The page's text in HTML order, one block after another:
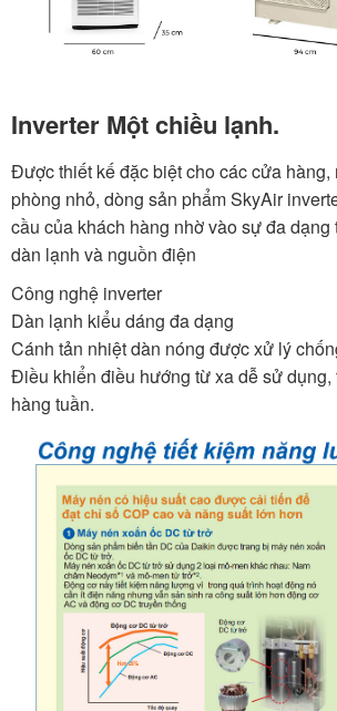
Inverter Một chiều lạnh.
Được thiết kế đặc biệt cho các cửa hàng,
phòng nhỏ, dòng sản phẩm SkyAir
cầu của khách hàng nhờ vào sự đa dạng
dàn lạnh và nguồn điện
Công nghệ inverter
Dàn lạnh kiểu dáng đa dạng
Cánh tản nhiệt dàn nóng được xử lý
Điều khiển điều hướng từ xa dễ sử dụng,
hàng tuần.